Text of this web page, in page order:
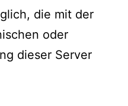
die mit der
oder
dieser Server